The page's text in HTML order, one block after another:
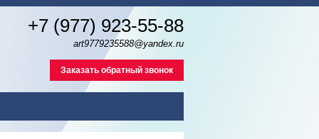
+7 (977) 923-55-88
art9779235588@yandex.ru
Заказать обратный звонок